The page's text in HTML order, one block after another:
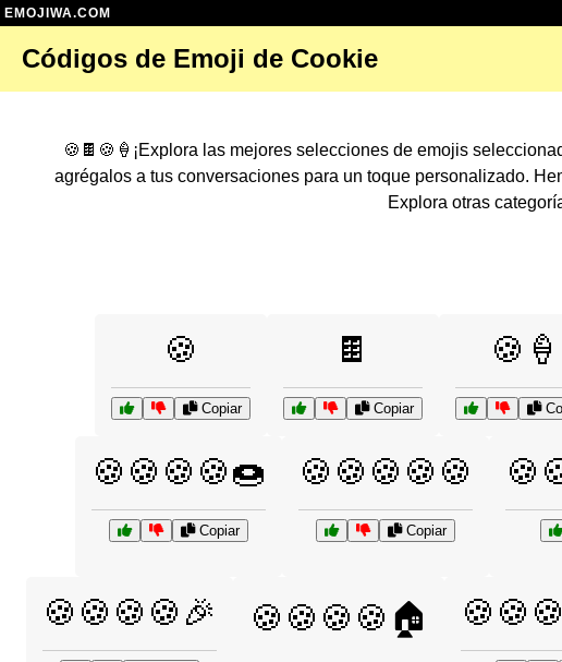
EMOJIWA.COM
Códigos de Emoji de Cookie
🍪🍫🍪🍦¡Explora las mejores selecciones de emojis
agrégalos a tus conversaciones para un toque personalizado.
Explora otras
🍪
Copiar
🍫
Copiar
🍪🍦
🍪🍪🍪🍪🍩
Copiar
🍪🍪🍪🍪🍪
Copiar
🍪🍪🍪🍪🎉 🍪🍪🍪🍪🏠